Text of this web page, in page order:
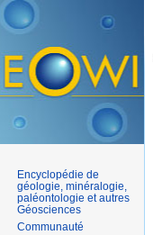
Encyclopédie de
géologie, minéralogie,
paléontologie et autres
Géosciences
Communauté